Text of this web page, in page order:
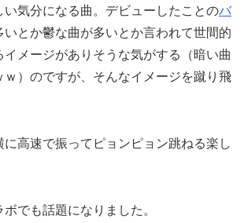
い気分になる曲。デビューしたことのバ
いとか鬱な曲が多いとか言われて世間的
イメージがありそうな気がする（暗い曲
ｗ）のですが、そんなイメージを蹴り飛
に高速で振ってピョンピョン跳ねる楽し
ボでも話題になりました。